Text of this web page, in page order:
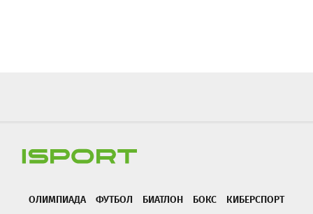
ОЛИМПИАДА ФУТБОЛ БИАТЛОН БОКС
КИБЕРСПОРТ